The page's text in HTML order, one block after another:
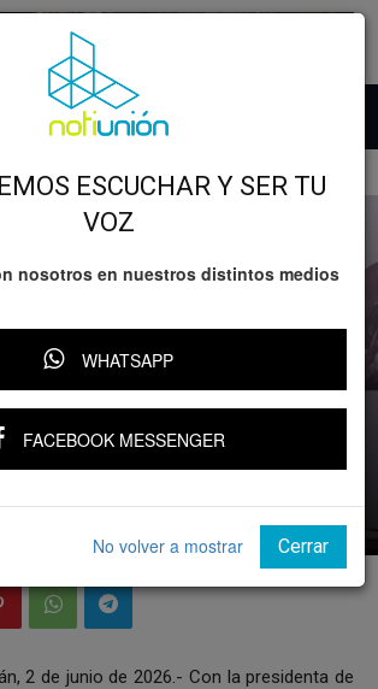
sigue el respaldo
para Michoacán: Bedolla
2 de junio de 2026.- Con la presidenta de
ESCUCHAR Y SER TU
VOZ
nosotros en nuestros distintos medios
WHATSAPP
FACEBOOK MESSENGER
No volver a mostrar Cerrar